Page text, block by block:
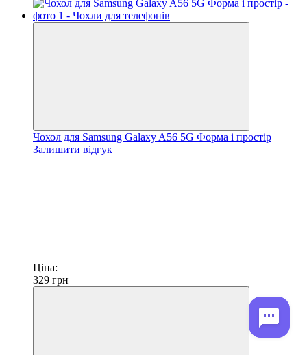
Чохол для Samsung Galaxy A56 5G Форма і простір
Залишити відгук
Ціна:
329 грн